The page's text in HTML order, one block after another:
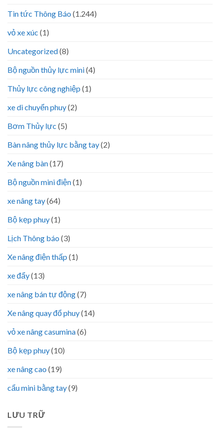
Tin tức Thông Báo (1.244)
vỏ xe xúc (1)
Uncategorized(8)
Bộ nguồn thủy lực mini(4)
Thủy lực công nghiệp (1)
xe di chuyển phuy(2)
Bơm Thủy lực (5)
Bàn nâng thủy lực bằng tay(2)
Xe nâng bàn(17)
Bộ nguồn mini điện(1)
xe nâng tay(64)
Bộ kẹp phuy(1)
Lịch Thông báo (3)
Xe nâng điện thấp (1)
xe đẩy(13)
xe nâng bán tự động(7)
Xe nâng quay đổ phuy(14)
vỏ xe nâng casumina(6)
Bộ kẹp phuy(10)
xe nâng cao (19)
cẩu mini bằng tay(9)
LƯU TRỮ